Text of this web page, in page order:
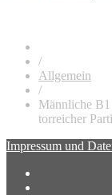
/
Allgemein
/
Männliche
torreicher
Impressum und